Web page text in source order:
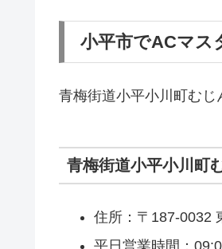
小平市でACマス
青梅街道小平小川町むじ
青梅街道小平小川町
住所：〒187-0032
平日営業時間：